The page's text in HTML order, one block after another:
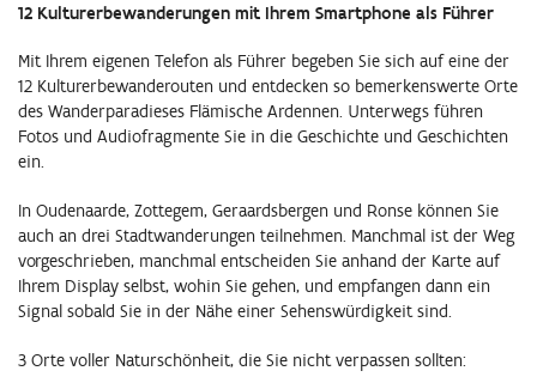
12 Kulturerbewanderungen mit Ihrem Smartphone als Führer
Mit Ihrem eigenen Telefon als Führer begeben Sie sich auf eine der
12 Kulturerbewanderouten und entdecken so bemerkenswerte Orte
des Wanderparadieses Flämische Ardennen. Unterwegs führen
Fotos und Audiofragmente Sie in die Geschichte und Geschichten
ein.
In Oudenaarde, Zottegem, Geraardsbergen und Ronse können Sie
auch an drei Stadtwanderungen teilnehmen. Manchmal ist der Weg
vorgeschrieben, manchmal entscheiden Sie anhand der Karte auf
Ihrem Display selbst, wohin Sie gehen, und empfangen dann ein
Signal sobald Sie in der Nähe einer Sehenswürdigkeit sind.
3 Orte voller Naturschönheit, die Sie nicht verpassen sollten: